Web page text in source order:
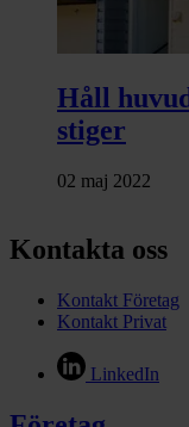
Håll
stiger
02 maj 2022
Kontakta oss
Kontakt Företag
Kontakt Privat
LinkedIn